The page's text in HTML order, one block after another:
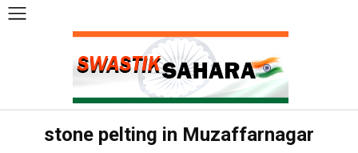
stone pelting in Muzaffarnagar